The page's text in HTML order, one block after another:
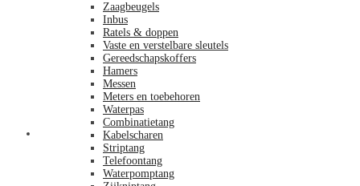
Zaagbeugels
Inbus
Ratels & doppen
Vaste en verstelbare sleutels
Gereedschapskoffers
Hamers
Messen
Meters en toebehoren
Waterpas
Combinatietang
Kabelscharen
Striptang
Telefoontang
Waterpomptang